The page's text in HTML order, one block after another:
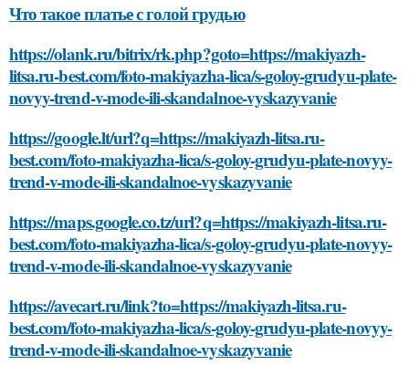
Что такое платье с голой грудью
https://olank.ru/bitrix/rk.php?goto=https://makiyazh-
litsa.ru-best.com/foto-makiyazha-lica/s-goloy-grudyu-plate-
novyy-trend-v-mode-ili-skandalnoe-vyskazyvanie
https://google.lt/url?q=https://makiyazh-litsa.ru-
best.com/foto-makiyazha-lica/s-goloy-grudyu-plate-novyy-
trend-v-mode-ili-skandalnoe-vyskazyvanie
https://maps.google.co.tz/url?q=https://makiyazh-litsa.ru-
best.com/foto-makiyazha-lica/s-goloy-grudyu-plate-novyy-
trend-v-mode-ili-skandalnoe-vyskazyvanie
https://avecart.ru/link?to=https://makiyazh-litsa.ru-
best.com/foto-makiyazha-lica/s-goloy-grudyu-plate-novyy-
trend-v-mode-ili-skandalnoe-vyskazyvanie